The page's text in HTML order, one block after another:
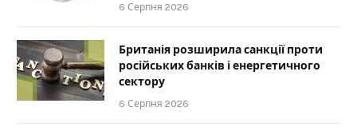
6 Серпня 2026
Британія розширила санкції проти
російських банків і енергетичного
сектору
6 Серпня 2026